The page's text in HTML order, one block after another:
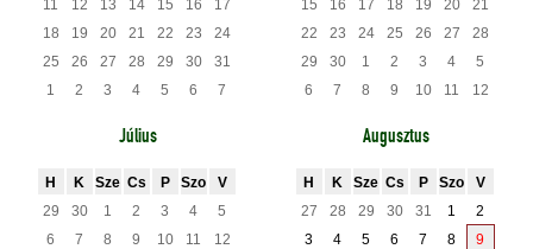
11
12 13 14 15 16
17
18
19 20 21 22 23
24
25
26 27 28 29 30
31
1
2 3 4 5 6 7
15
16 17 18 19 20
21
22
23 24 25 26 27
28
29
30 1 2 3 4
5
6
7 8 9 10 11 12
Július
H K Sze Cs P Szo
V
29
30 1 2 3 4
5
6
7 8 9 10 11
12
Augusztus
H K Sze Cs P Szo
V
27
28 29 30 31 1
2
3
4 5 6 7 8
9